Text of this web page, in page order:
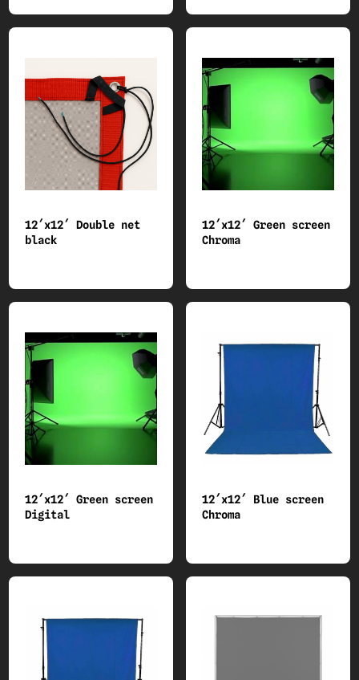
12´x12´ Double net
black
12´x12´ Green screen
Chroma
12´x12´ Green screen
Digital
12´x12´ Blue screen
Chroma